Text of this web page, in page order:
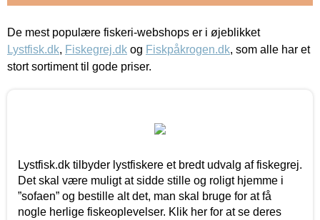
De mest populære fiskeri-webshops er i øjeblikket
Lystfisk.dk, Fiskegrej.dk og Fiskpåkrogen.dk, som alle har et
stort sortiment til gode priser.
Lystfisk.dk tilbyder lystfiskere et bredt udvalg af fiskegrej.
Det skal være muligt at sidde stille og roligt hjemme i
”sofaen” og bestille alt det, man skal bruge for at få
nogle herlige fiskeoplevelser. Klik her for at se deres